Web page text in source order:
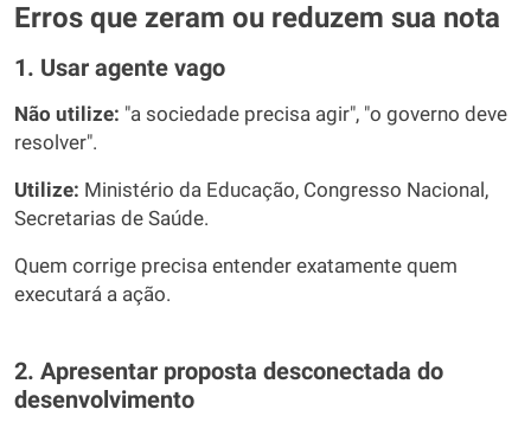
Erros que zeram ou reduzem sua nota
1. Usar agente vago
Não utilize: "a sociedade precisa agir", "o governo deve
resolver".
Utilize: Ministério da Educação, Congresso Nacional,
Secretarias de Saúde.
Quem corrige precisa entender exatamente quem
executará a ação.
2. Apresentar proposta desconectada do
desenvolvimento